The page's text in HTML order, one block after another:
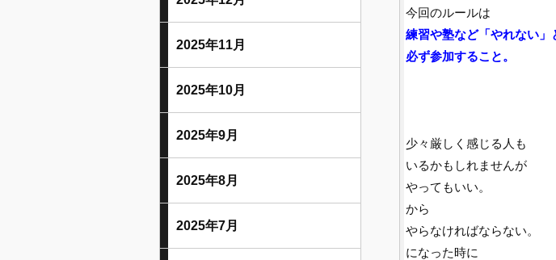
今回のルールは
練習や塾など「やれない」
必ず参加すること。
少々厳しく感じる人も
いるかもしれませんが
やってもいい。
から
やらなければならない。
になった時に
2025年11月
2025年10月
2025年9月
2025年8月
2025年7月